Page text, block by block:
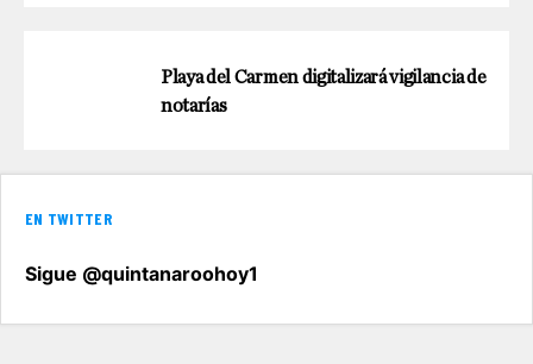
Playa del Carmen digitalizará vigilancia de
notarías
EN TWITTER
Sigue @quintanaroohoy1